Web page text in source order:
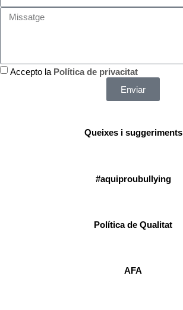
Accepto la Política de privacitat
Enviar
Queixes i suggeriments
#aquiproubullying
Política de Qualitat
AFA